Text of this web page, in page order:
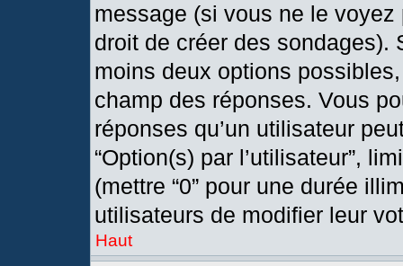
message (si vous ne le
droit de créer des sondages).
moins deux options
champ des réponses. Vous
réponses qu’un utilisateur
“Option(s) par l’utilisateur”,
(mettre “0” pour une durée
utilisateurs de modifier leur
Haut